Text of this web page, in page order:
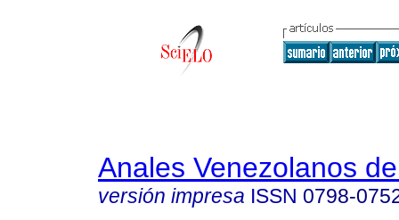
Anales Venezolanos
versión impresa ISSN 0798-